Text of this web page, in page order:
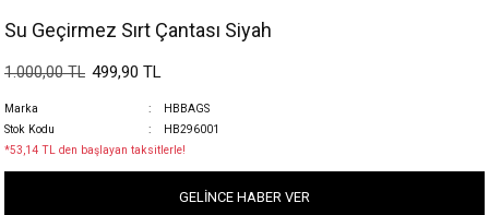
Su Geçirmez Sırt Çantası Siyah
1.000,00 TL 499,90 TL
Marka
HBBAGS
Stok Kodu
HB296001
*53,14 TL den başlayan taksitlerle!
GELİNCE HABER VER